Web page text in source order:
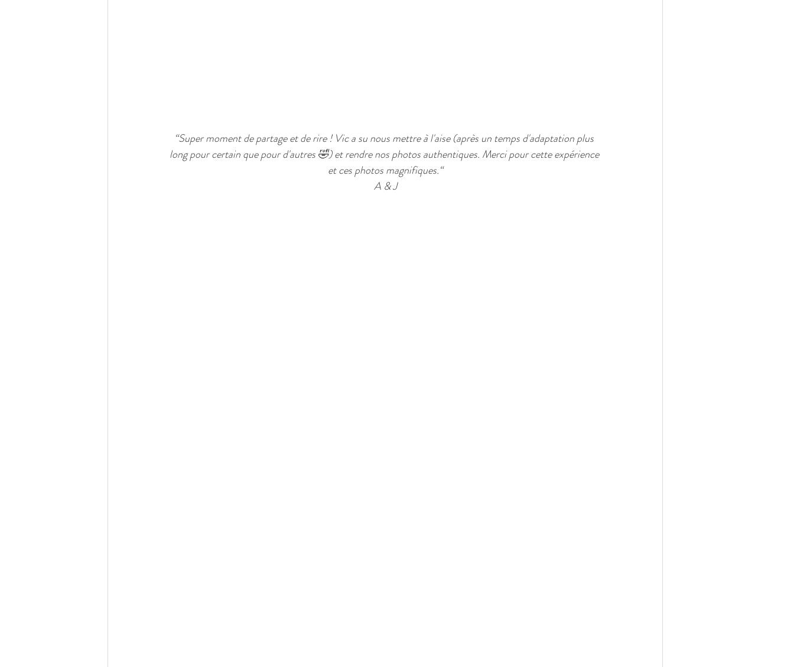
“Super moment de partage et de rire ! Vic a su nous mettre à l'aise (après un temps d'adaptation plus
long pour certain que pour d'autres 🤣) et rendre nos photos authentiques. Merci pour cette expérience
et ces photos magnifiques.“
A & J